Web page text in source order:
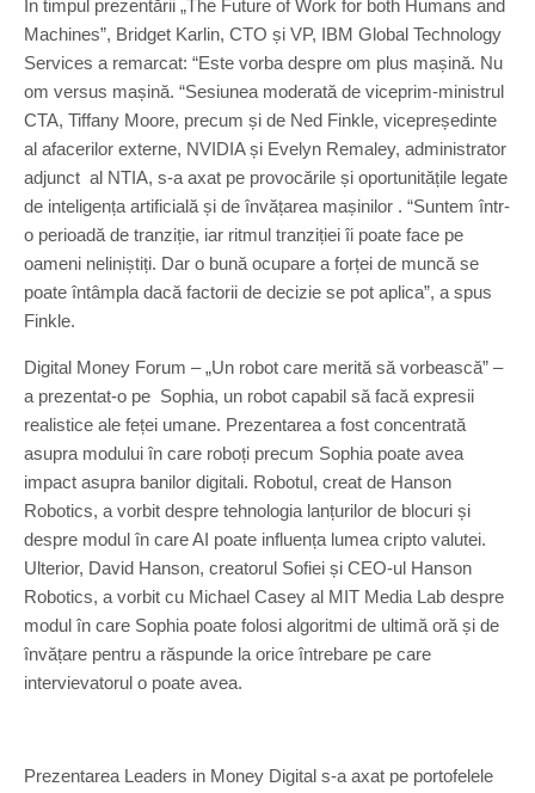
În timpul prezentării „The Future of Work for both Humans and
Machines”, Bridget Karlin, CTO și VP, IBM Global Technology
Services a remarcat: “Este vorba despre om plus mașină. Nu
om versus mașină. “Sesiunea moderată de viceprim-ministrul
CTA, Tiffany Moore, precum și de Ned Finkle, vicepreședinte
al afacerilor externe, NVIDIA și Evelyn Remaley, administrator
adjunct al NTIA, s-a axat pe provocările și oportunitățile legate
de inteligența artificială și de învățarea mașinilor . “Suntem într-
o perioadă de tranziție, iar ritmul tranziției îi poate face pe
oameni neliniștiți. Dar o bună ocupare a forței de muncă se
poate întâmpla dacă factorii de decizie se pot aplica”, a spus
Finkle.
Digital Money Forum – „Un robot care merită să vorbească” –
a prezentat-o pe Sophia, un robot capabil să facă expresii
realistice ale feței umane. Prezentarea a fost concentrată
asupra modului în care roboți precum Sophia poate avea
impact asupra banilor digitali. Robotul, creat de Hanson
Robotics, a vorbit despre tehnologia lanțurilor de blocuri și
despre modul în care AI poate influența lumea cripto valutei.
Ulterior, David Hanson, creatorul Sofiei și CEO-ul Hanson
Robotics, a vorbit cu Michael Casey al MIT Media Lab despre
modul în care Sophia poate folosi algoritmi de ultimă oră și de
învățare pentru a răspunde la orice întrebare pe care
intervievatorul o poate avea.
Prezentarea Leaders in Money Digital s-a axat pe portofelele